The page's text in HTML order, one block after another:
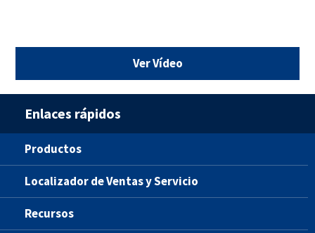
Ver Vídeo
Enlaces rápidos
Productos
Localizador de Ventas y Servicio
Recursos